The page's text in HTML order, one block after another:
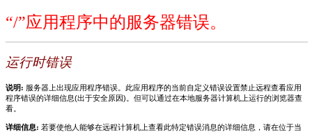
“/”应用程序中的服务器错误。
运行时错误
说明: 服务器上出现应用程序错误。此应用程序的当前自定义错误设置禁止远程查看应用
程序错误的详细信息(出于安全原因)。但可以通过在本地服务器计算机上运行的浏览器查
看。
详细信息: 若要使他人能够在远程计算机上查看此特定错误消息的详细信息，请在位于当